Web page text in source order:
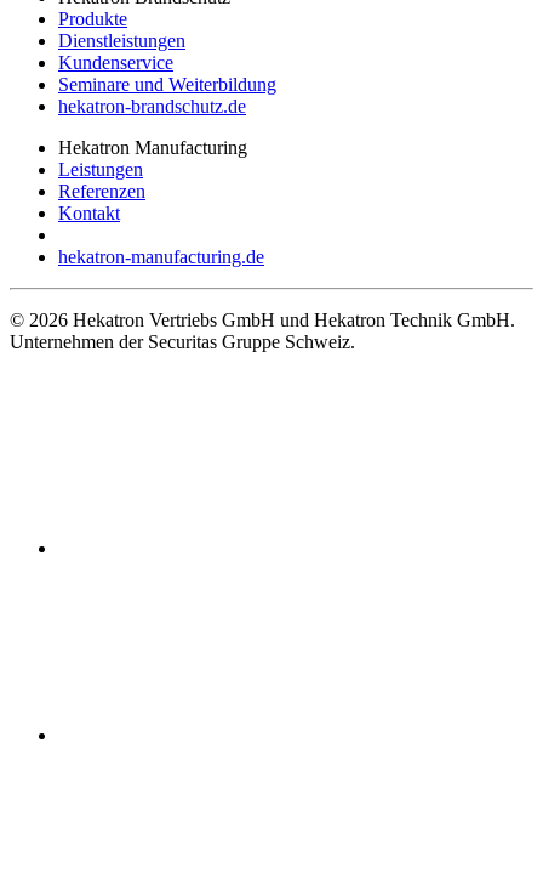
Produkte
Dienstleistungen
Kundenservice
Seminare und Weiterbildung
hekatron-brandschutz.de
Hekatron Manufacturing
Leistungen
Referenzen
Kontakt
hekatron-manufacturing.de
© 2026 Hekatron Vertriebs GmbH und Hekatron Technik GmbH.
Unternehmen der Securitas Gruppe Schweiz.